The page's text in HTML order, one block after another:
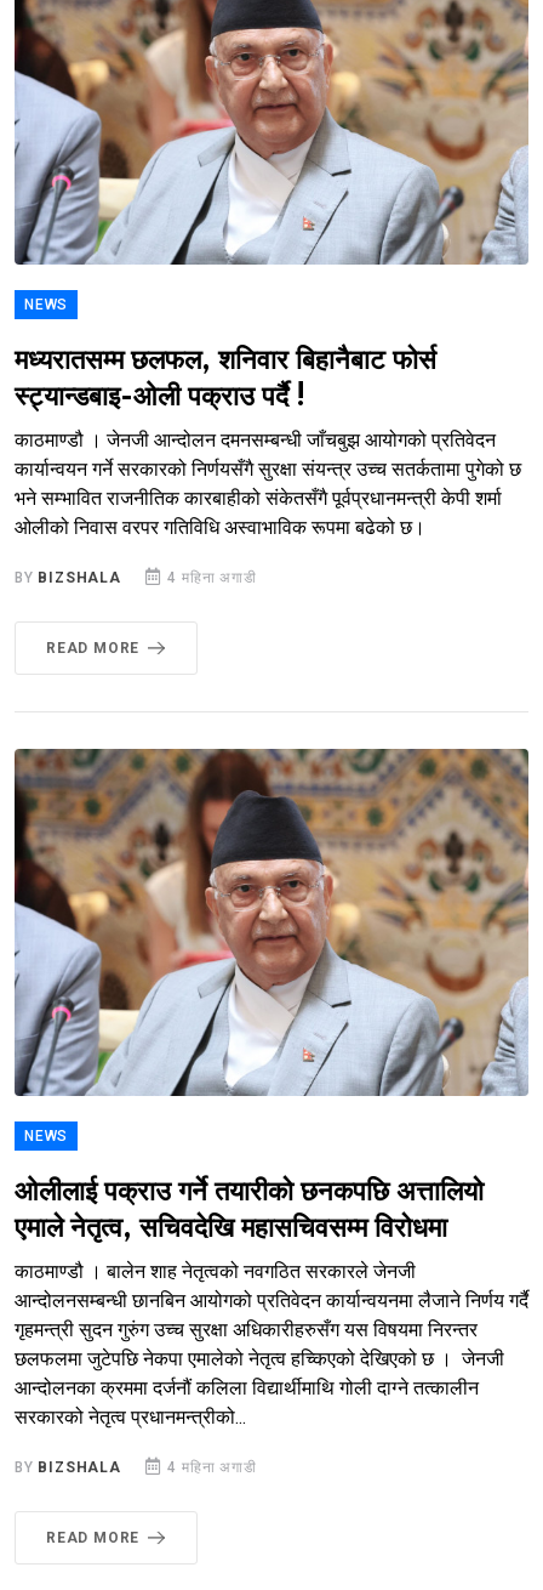
NEWS
मध्यरातसम्म छलफल, शनिवार बिहानैबाट फोर्स
स्ट्यान्डबाइ-ओली पक्राउ पर्दै !
काठमाण्डौ । जेनजी आन्दोलन दमनसम्बन्धी जाँचबुझ आयोगको प्रतिवेदन
कार्यान्वयन गर्ने सरकारको निर्णयसँगै सुरक्षा संयन्त्र उच्च सतर्कतामा पुगेको छ
भने सम्भावित राजनीतिक कारबाहीको संकेतसँगै पूर्वप्रधानमन्त्री केपी शर्मा
ओलीको निवास वरपर गतिविधि अस्वाभाविक रूपमा बढेको छ।
BY BIZSHALA 4 महिना अगाडी
READ MORE
NEWS
ओलीलाई पक्राउ गर्ने तयारीको छनकपछि अत्तालियो
एमाले नेतृत्व, सचिवदेखि महासचिवसम्म विरोधमा
काठमाण्डौ । बालेन शाह नेतृत्वको नवगठित सरकारले जेनजी
आन्दोलनसम्बन्धी छानबिन आयोगको प्रतिवेदन कार्यान्वयनमा लैजाने निर्णय गर्दै
गृहमन्त्री सुदन गुरुंग उच्च सुरक्षा अधिकारीहरुसँग यस विषयमा निरन्तर
छलफलमा जुटेपछि नेकपा एमालेको नेतृत्व हच्किएको देखिएको छ । जेनजी
आन्दोलनका क्रममा दर्जनौं कलिला विद्यार्थीमाथि गोली दाग्ने तत्कालीन
सरकारको नेतृत्व प्रधानमन्त्रीको...
BY BIZSHALA 4 महिना अगाडी
READ MORE